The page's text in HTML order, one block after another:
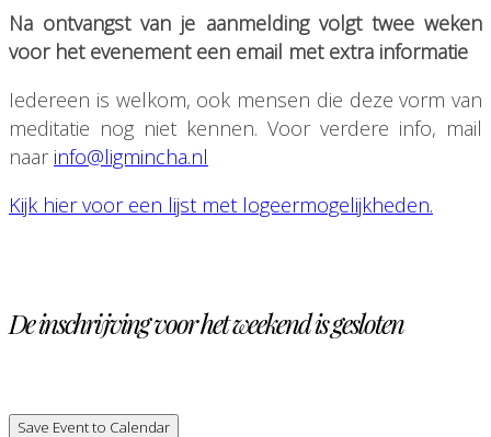
Na ontvangst van je aanmelding volgt twee weken
voor het evenement een email met extra informatie
Iedereen is welkom, ook mensen die deze vorm van
meditatie nog niet kennen. Voor verdere info, mail
naar info@ligmincha.nl
Kijk hier voor een lijst met logeermogelijkheden.
De inschrijving voor het weekend is gesloten
Save Event to Calendar